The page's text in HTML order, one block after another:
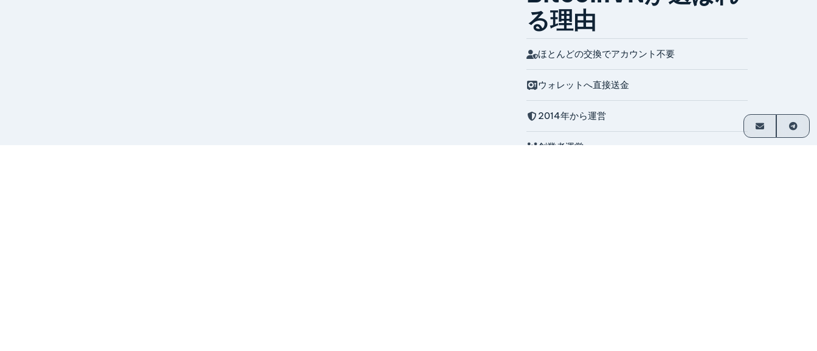
る理由
ほとんどの交換でアカウント不要
ウォレットへ直接送金
2014年から運営
創業者運営